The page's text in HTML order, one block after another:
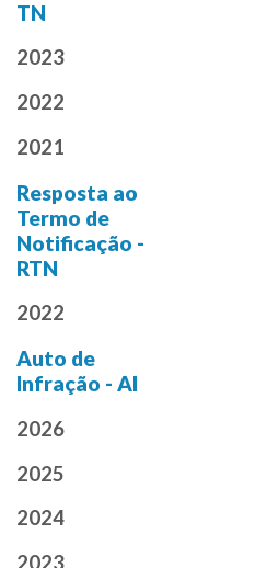
TN
2023
2022
2021
Resposta ao
Termo de
Notificação -
RTN
2022
Auto de
Infração - AI
2026
2025
2024
2023